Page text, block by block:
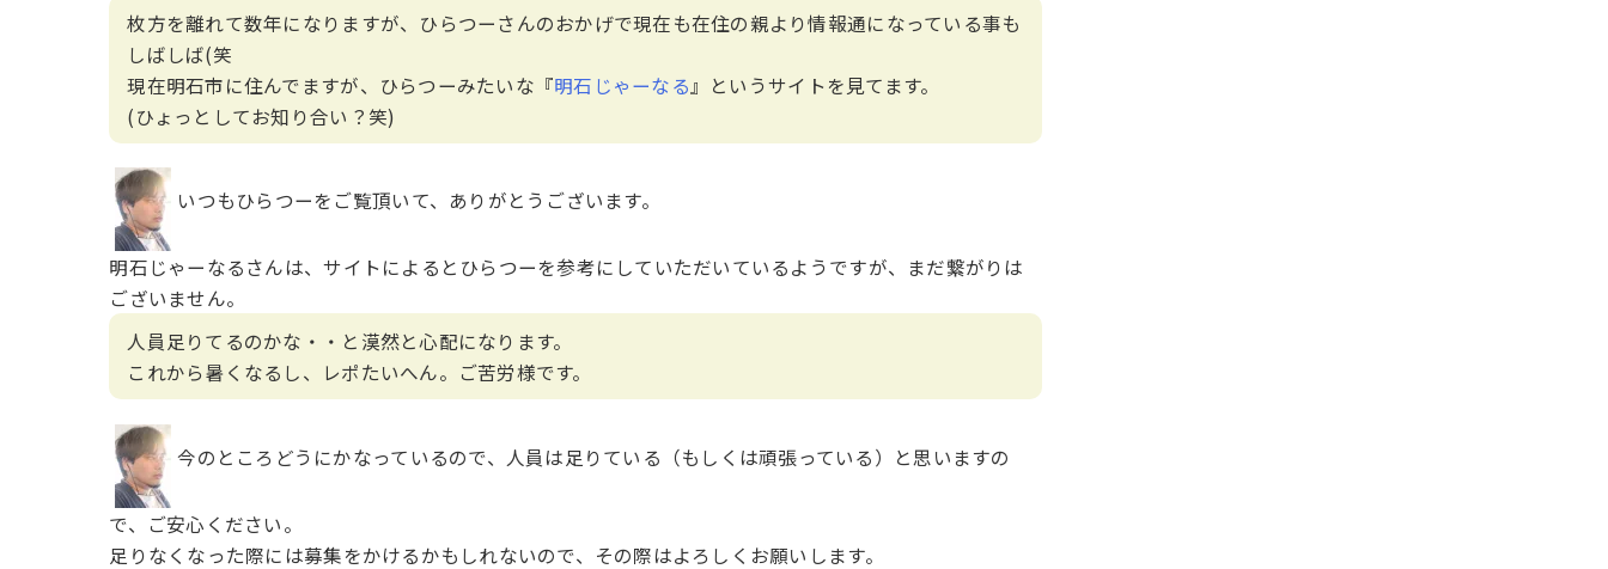
枚方を離れて数年になりますが、ひらつーさんのおかげで現在も在住の親より情報通になっている事も
しばしば(笑
現在明石市に住んでますが、ひらつーみたいな『明石じゃーなる 』というサイトを見てます。
(ひょっとしてお知り合い？笑)
いつもひらつーをご覧頂いて、ありがとうございます。
明石じゃーなるさんは、サイトによるとひらつーを参考にしていただいているようですが、まだ繋がりは
ございません。
人員足りてるのかな・・と漠然と心配になります。
これから暑くなるし、レポたいへん。ご苦労様です。
今のところどうにかなっているので、人員は足りている（もしくは頑張っている）と思いますの
で、ご安心ください。
足りなくなった際には募集をかけるかもしれないので、その際はよろしくお願いします。